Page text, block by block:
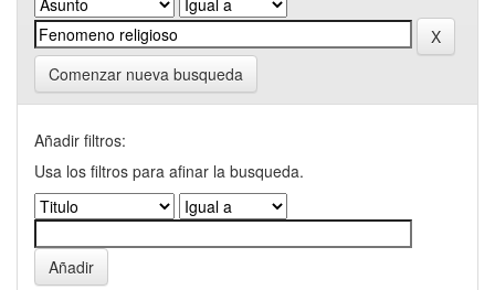
Comenzar nueva busqueda
Añadir filtros:
Usa los filtros para afinar la busqueda.